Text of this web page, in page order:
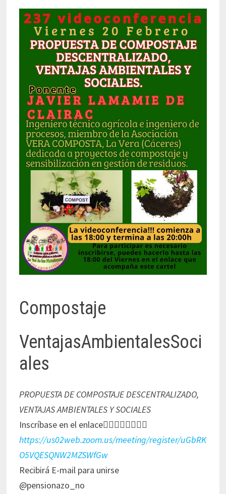
Compostaje
VentajasAmbientalesSoci
ales
PROPUESTA DE COMPOSTAJE DESCENTRALIZADO,
VENTAJAS AMBIENTALES Y SOCIALES
Inscríbase en el enlace👇🏻👇🏻👇🏻👇🏻
https://us02web.zoom.us/meeting/register/uGbRK
O5VQESQNW2MZSWfGw
Recibirá E-mail para unirse
@pensionazo_no